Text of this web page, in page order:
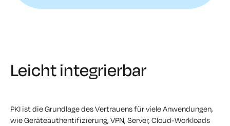
Leicht integrierbar
PKI ist die Grundlage des Vertrauens für viele Anwendungen,
wie Geräteauthentifizierung, VPN, Server, Cloud-Workloads